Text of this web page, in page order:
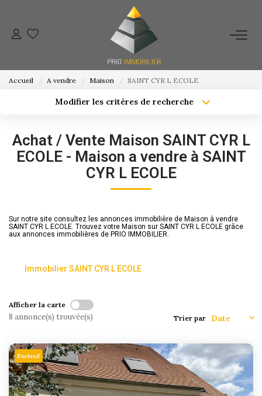
ACHETER
NOTRE AGENCE
Accueil A vendre Maison SAINT CYR L ECOLE
Modifier les critères de recherche
Surface min Budget max
Plus de critères Créer une alerte
Achat / Vente Maison SAINT CYR L
ECOLE - Maison a vendre à SAINT
CYR L ECOLE
Sur notre site consultez les annonces immobilière de Maison à vendre
SAINT CYR L ECOLE. Trouvez votre Maison sur SAINT CYR L ECOLE grâce
aux annonces immobilières de PRIO IMMOBILIER.
Immobilier SAINT CYR L ECOLE
Afficher la carte
8 annonce(s) trouvée(s) Trier par
Exclusif